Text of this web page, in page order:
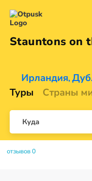
Stauntons on
Ирландия,
Туры Страны
Куда
отзывов 0